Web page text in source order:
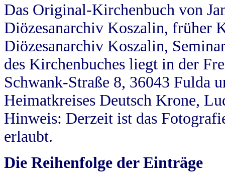
Das Original-Kirchenbuch von
Diözesanarchiv Koszalin, früher
Diözesanarchiv Koszalin,
des Kirchenbuches liegt in der
Schwank-Straße 8, 36043 Fulda
Heimatkreises Deutsch Krone,
Hinweis: Derzeit ist das
erlaubt.
Die Reihenfolge der Einträge